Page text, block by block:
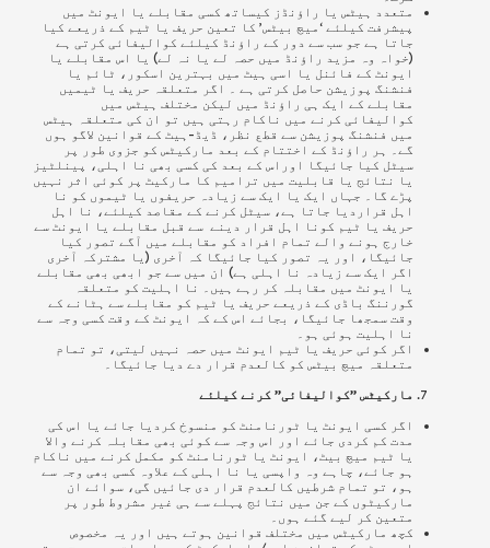
متعدد ہیٹس یا راؤنڈز کیساتھ کسی مقابلے یا ایونٹ میں
پیشرفت کیلئے ‘میچ بیٹس’ کا تعین حریف یا ٹیم کے ذریعے کیا
جاتا ہے جو سب سے دور کے راؤنڈ کیلئے کوالیفائی کرتی ہے
(خواہ وہ مزید راؤنڈ میں حصہ لے یا نہ لے) یا اس مقابلے یا
ایونٹ کے فائنل یا اسی ہیٹ میں بہترین اسکور، ٹائم یا
فنشنگ پوزیشن حاصل کرتی ہے ۔ اگر متعلقہ حریف یا ٹیمیں
مقابلے کے ایک ہی راؤنڈ میں لیکن مختلف ہیٹس میں
کوالیفائی کرنے میں ناکام رہتی ہیں تو ان کی متعلقہ ہیٹس
میں فنشنگ پوزیشن سے قطع نظر، ڈیڈ-ہیٹ کے قوانین لاگو ہوں
گے۔ ہر راؤنڈ کے اختتام کے بعد مارکیٹس کو جزوی طور پر
سیٹل کیا جائیگا اوراس کے بعد کی کسی بھی نا اہلی، پینلٹیز
یا نتائج یا قابلیت میں ترامیم کا مارکیٹ پر کوئی اثر نہیں
پڑے گا۔ جہاں ایک یا ایک سے زیادہ حریفوں یا ٹیموں کو نا
اہل قراردیا جاتا ہے، سیٹل کرنے کے مقاصد کیلئے، نا اہل
حریف یا ٹیم کونا اہل قرار دینے سے قبل مقابلے یا ایونٹ سے
خارج ہونے والے تمام افراد کو مقابلے میں آگے تصور کیا
جائیگا، اور یہ تصور کیا جائیگا کہ آخری (یا مشترکہ آخری
اگر ایک سے زیادہ نا اہلی ہے) ان میں سے جو ابھی بھی مقابلے
یا ایونٹ میں مقابلہ کر رہے ہیں۔ نا اہلیت کو متعلقہ
گورننگ باڈی کے ذریعے حریف یا ٹیم کو مقابلے سے ہٹانے کے
وقت سمجھا جائیگا، بجائے اس کے کہ ایونٹ کے وقت کسی وجہ سے
نا اہلیت ہوئی ہو۔
اگر کوئی حریف یا ٹیم ایونٹ میں حصہ نہیں لیتی، تو تمام
متعلقہ میچ بیٹس کو کالعدم قرار دے دیا جائیگا۔
مارکیٹس ”کوالیفائی” کرنے کیلئے
اگر کسی ایونٹ یا ٹورنامنٹ کو منسوخ کردیا جائے یا اس کی
مدت کم کردی جائے اور اس وجہ سے کوئی بھی مقابلہ کرنے والا
یا ٹیم میچ بیٹ، ایونٹ یا ٹورنامنٹ کو مکمل کرنے میں ناکام
ہو جائے، چاہے وہ واپسی یا نا اہلی کے علاوہ کسی بھی وجہ سے
ہو، تو تمام شرطیں کالعدم قرار دی جائیں گی، سوائے ان
مارکیٹوں کے جن میں نتائج پہلے سے ہی غیر مشروط طور پر
متعین کر لیے گئے ہوں۔
کچھ مارکیٹس میں مختلف قوانین ہوتے ہیں اور یہ مخصوص